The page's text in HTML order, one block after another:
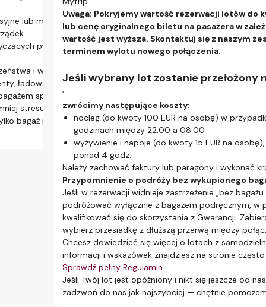
Po przylocie
Jeśli masz bagaż, pamiętaj, aby go
odebrać, i ciesz się pobytem.
wytrawnych podróżnych.
odprawa jest udostępniana od 24 do 48 godzin
aby nie przegapić odprawy.
międzylądowania samodzielna przesiadka
ponownego nadania bagażu, zmiany terminalu lub
bezpieczeństwa. Zaplanuj dodatkowy czas
przesiadką podczas każdego
i ponownie nadać bagaż. Zobacz, jak to
lub mały worek na pranie, aby zaoszczędzić
płynów: 100 ml na sztukę w litrowym
i wejściem na pokład samolotu upewnij się, że
ładowarki i inne niezbędne rzeczy.
sprawia, że krótkie międzylądowania są
stresujące. W przypadku lotów z samodzielną
bagaż podręczny — tak właśnie radzą sobie
wizy lub biletu tranzytowego. Sprawdź,
Uwaga: Pokryjemy wartość rezerwacji lotów do
lub cenę oryginalnego biletu na pasażera w
wartość jest wyższa. Skontaktuj się z naszym
terminem wylotu nowego połączenia.
Jeśli wybrany lot zostanie przełożony
,
zwrócimy następujące koszty:
nocleg (do kwoty 100 EUR na osobę) w
godzinach między 22:00 a 08:00
wyżywienie i napoje (do kwoty 15 EUR na
ponad 4 godz.
Należy zachować faktury lub paragony i wykonać
Przypomnienie o podróży bez wykupionego
Jeśli w rezerwacji widnieje zastrzeżenie „bez
podróżować wyłącznie z bagażem podręcznym, w
kwalifikować się do skorzystania z Gwarancji.
wybierz przesiadkę z dłuższą przerwą między
Chcesz dowiedzieć się więcej o lotach z
informacji i wskazówek znajdziesz na stronie
Sprawdź pełny Regulamin.
Jeśli Twój lot jest opóźniony i nikt się jeszcze od
zadzwoń do nas jak najszybciej — chętnie